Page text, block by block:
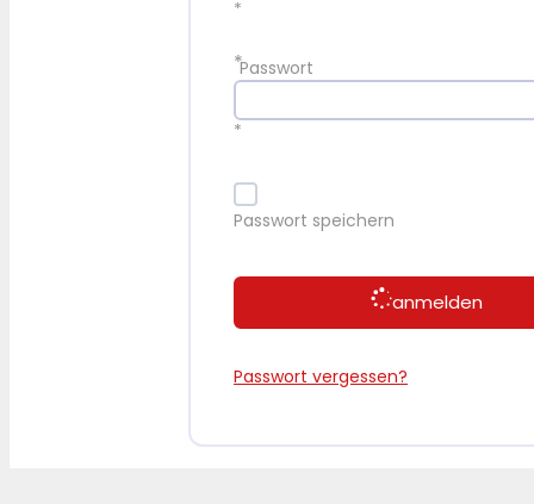
*
*Passwort
*
Passwort speichern
anmelden
Passwort vergessen?